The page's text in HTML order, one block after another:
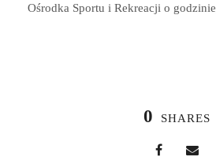
Ośrodka Sportu i Rekreacji o godzinie
0 SHARES